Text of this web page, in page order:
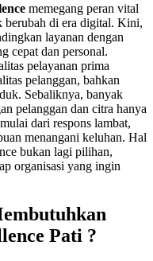
memegang peran vital
berubah di era digital. Kini,
layanan dengan
cepat dan personal.
pelayanan prima
pelanggan, bahkan
Sebaliknya, banyak
pelanggan dan citra hanya
dari respons lambat,
menangani keluhan. Hal
bukan lagi pilihan,
organisasi yang ingin
Pati ?